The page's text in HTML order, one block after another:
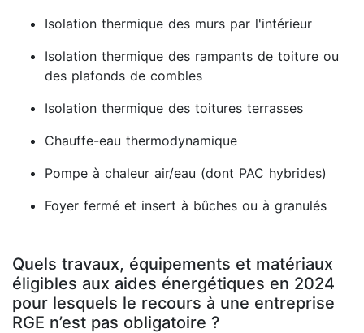
Isolation thermique des murs par l'intérieur
Isolation thermique des rampants de toiture ou
des plafonds de combles
Isolation thermique des toitures terrasses
Chauffe-eau thermodynamique
Pompe à chaleur air/eau (dont PAC hybrides)
Foyer fermé et insert à bûches ou à granulés
Quels travaux, équipements et matériaux
éligibles aux aides énergétiques en 2024
pour lesquels le recours à une entreprise
RGE n’est pas obligatoire ?